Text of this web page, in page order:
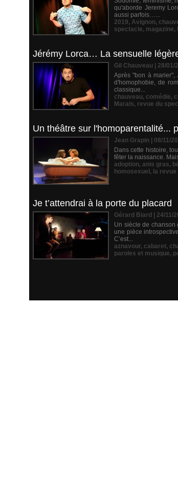
qu'aborde Jeremy
aussi parfois…...
2019, Avignon,
spectacle, magazine,
Jérémy Lorca… La sensuelle
Gil Chauveau | 28/01/
Après "bon à
d'homophobie, de
classique...
chauveau, comédie,
Marais, revue du
Un théâtre sur l'homoparentalité...
Jean Grapin | 08/11/
Dans cette histoire,
fêter la naissance.
adoption, anis gras,
homosexuel , la
Je t’attendrai à la porte du placard
Gérard Biard | 24/11/
Un siècle de
une pièce
C’est...
aznavour, cabaret,
paroles et musique,